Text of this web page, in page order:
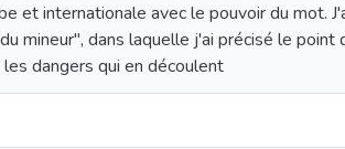
et internationale avec le pouvoir du mot.
mineur", dans laquelle j'ai précisé le point
dangers qui en découlent